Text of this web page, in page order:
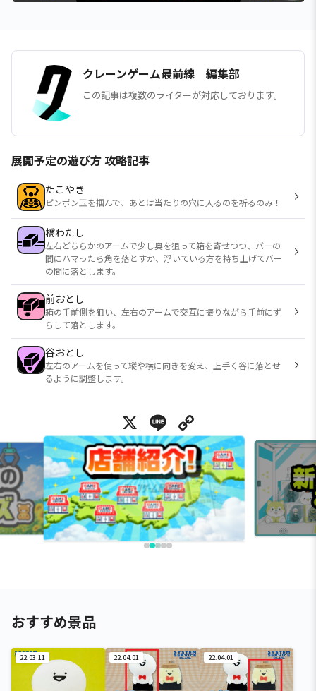
クレーンゲーム最前線 編集部
この記事は複数のライターが対応しております。
展開予定の遊び方 攻略記事
たこやき
ピンポン玉を掴んで、あとは当たりの穴に入るのを祈るのみ！
橋わたし
左右どちらかのアームで少し奥を狙って箱を寄せつつ、バーの
間にハマったら角を落とすか、浮いている方を持ち上げてバー
の間に落とします。
前おとし
箱の手前側を狙い、左右のアームで交互に振りながら手前にず
らして落とします。
谷おとし
左右のアームを使って縦や横に向きを変え、上手く谷に落とせ
るように調整します。
X Line
おすすめ景品
22.03.11 22.04.01 22.04.01